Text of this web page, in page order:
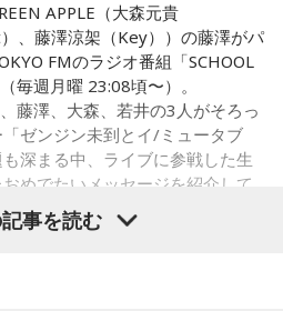
APPLE（大森元貴
、藤澤涼架（Key））の藤澤がパ
FMのラジオ番組「SCHOOL
毎週月曜 23:08頃〜）。
藤澤、大森、若井の3人がそろっ
ゼンジン未到とイ/ミュータブ
深まる中、ライブに参戦した生
めでたいメッセージを紹介して
事を読む